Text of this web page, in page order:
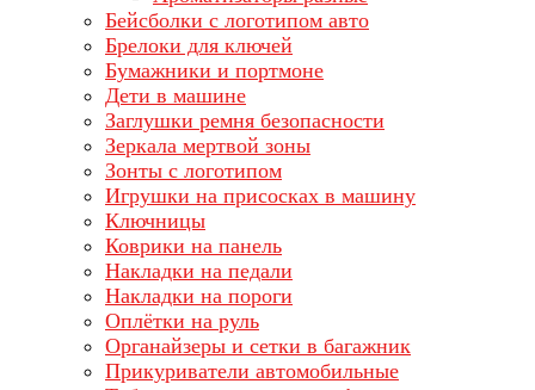
Бейсболки с логотипом авто
Брелоки для ключей
Бумажники и портмоне
Дети в машине
Заглушки ремня безопасности
Зеркала мертвой зоны
Зонты с логотипом
Игрушки на присосках в машину
Ключницы
Коврики на панель
Накладки на педали
Накладки на пороги
Оплётки на руль
Органайзеры и сетки в багажник
Прикуриватели автомобильные